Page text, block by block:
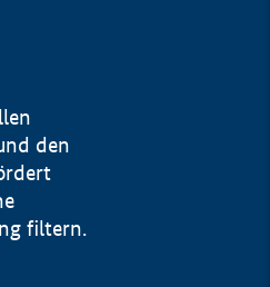
den
filtern.